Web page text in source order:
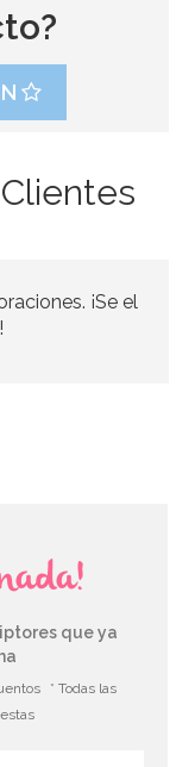
¡Se el
que ya
* Todas las